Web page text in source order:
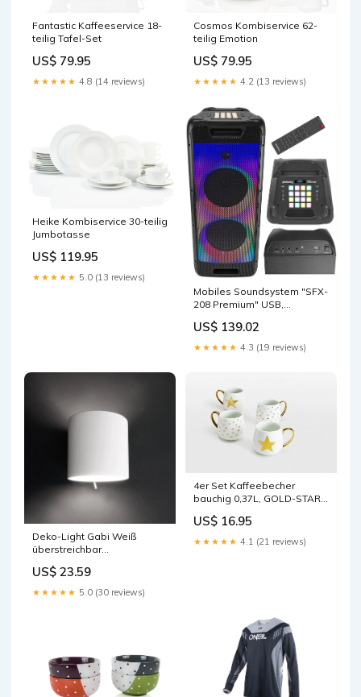
Fantastic Kaffeeservice 18-
teilig Tafel-Set
US$ 79.95
★★★★★ 4.8 (14 reviews)
Cosmos Kombiservice 62-
teilig Emotion
US$ 79.95
★★★★★ 4.2 (13 reviews)
Heike Kombiservice 30-teilig
Jumbotasse
US$ 119.95
★★★★★ 5.0 (13 reviews)
Mobiles Soundsystem "SFX-
208 Premium" USB,
Lavalampen
US$ 139.02
★★★★★ 4.3 (19 reviews)
Deko-Light Gabi Weiß
überstreichbar
US$ 23.59
★★★★★ 5.0 (30 reviews)
4er Set Kaffeebecher
bauchig 0,37L, GOLD-STAR
US$ 16.95
★★★★★ 4.1 (21 reviews)